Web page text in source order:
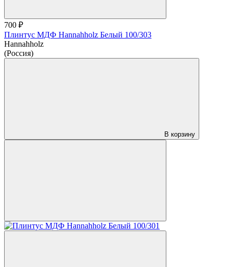
700 ₽
Плинтус МДФ Hannahholz Белый 100/303
Hannahholz
(Россия)
В корзину